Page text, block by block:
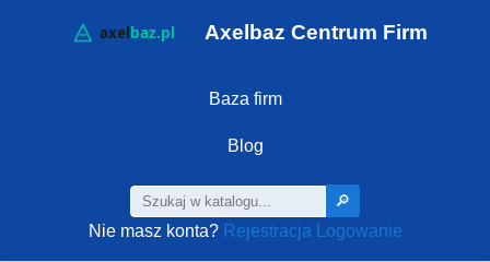
Axelbaz Centrum Firm
Baza firm
Blog
🔎
Nie masz konta? Rejestracja Logowanie